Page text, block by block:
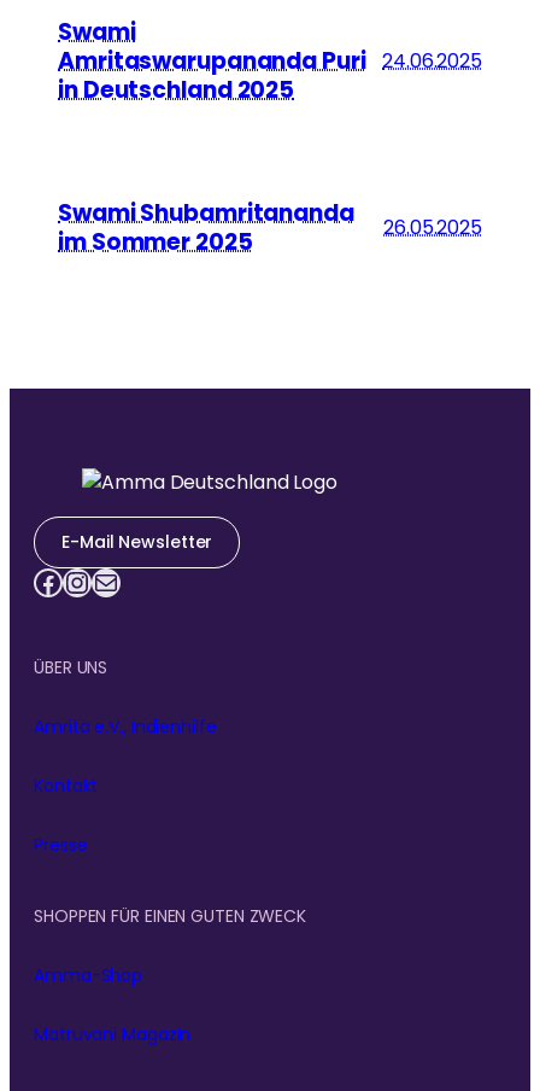
Swami
Amritaswarupananda Puri
in Deutschland 2025
24.06.2025
Swami Shubamritananda
im Sommer 2025
26.05.2025
E-Mail Newsletter
Facebook InstagramE-Mail
ÜBER UNS
Amrita e.V., Indienhilfe
Kontakt
Presse
SHOPPEN FÜR EINEN GUTEN ZWECK
Amma-Shop
Matruvani Magazin